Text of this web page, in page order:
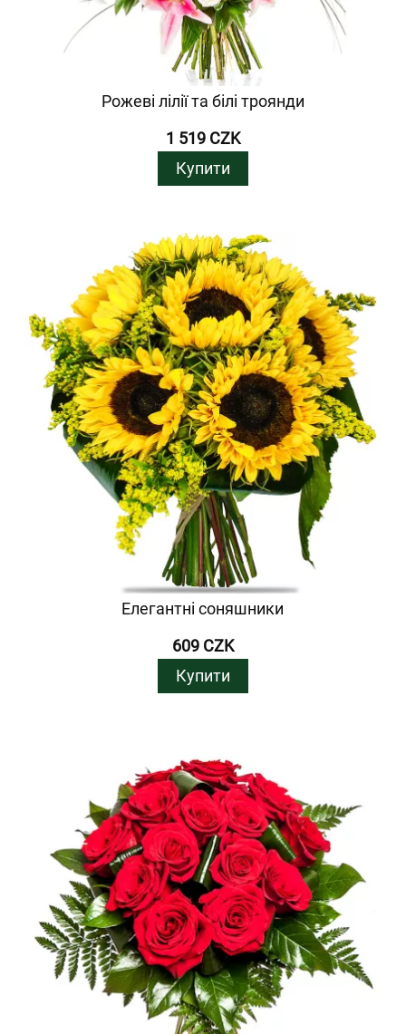
Рожеві лілії та білі троянди
1 519 CZK
Купити
Елегантні соняшники
609 CZK
Купити